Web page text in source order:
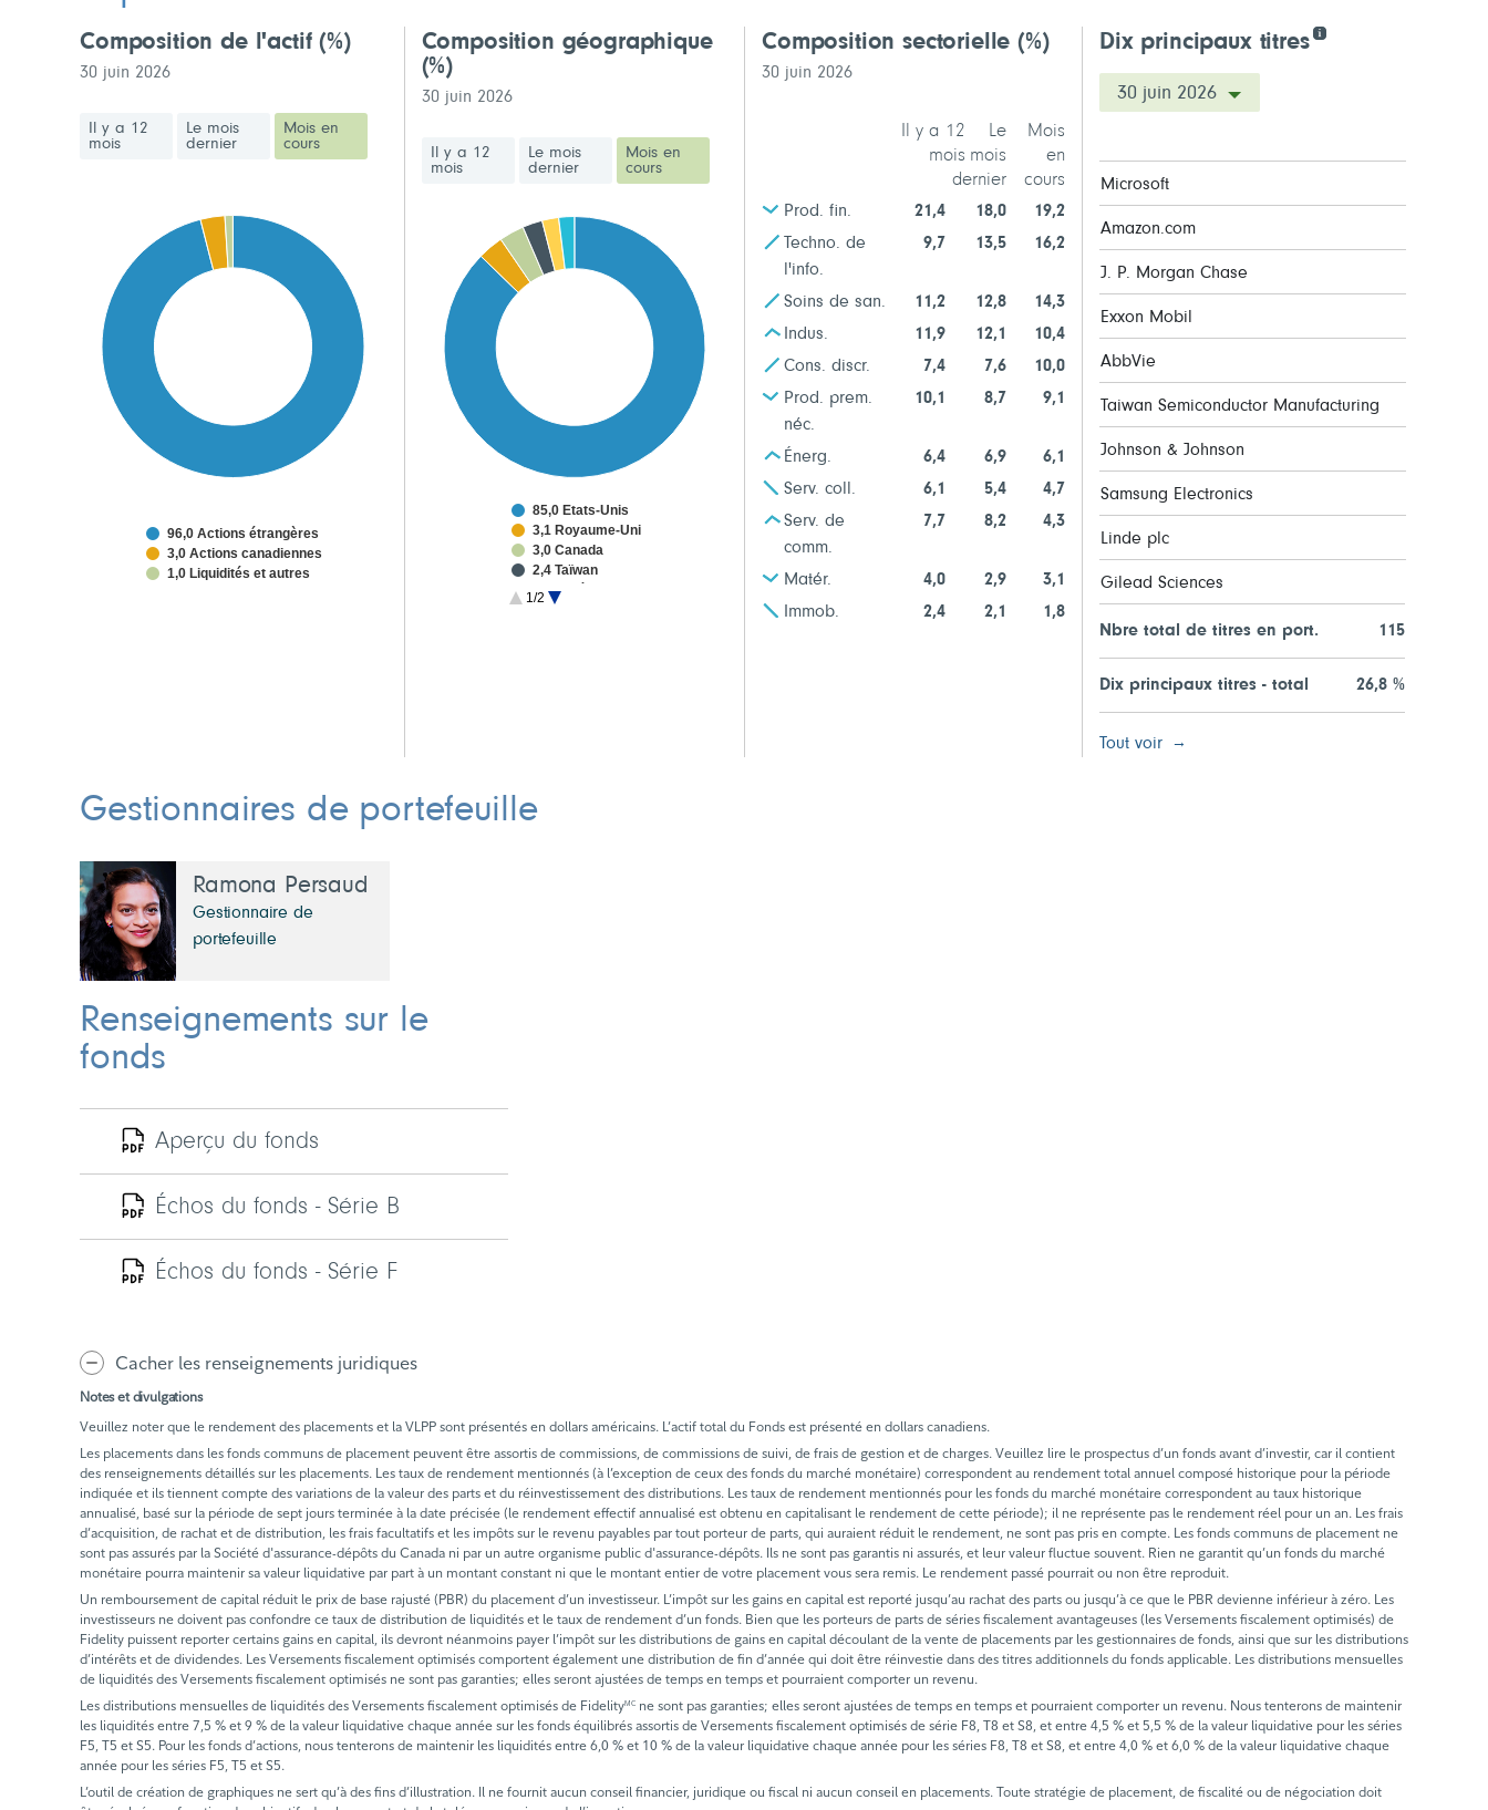
Composition de l'actif(%)
30 juin 2026
Il y a 12
mois
Le mois
dernier
Mois en
cours
96,0 Actions étrangères
3,0 Actions canadiennes
1,0 Liquidités et autres
Composition géographique
(%)
30 juin 2026
Il y a 12
mois
Le mois
dernier
Mois en
cours
1/2
85,0 États-Unis
3,1 Royaume-Uni
3,0 Canada
2,4 Taïwan
2,0 Corée du Sud
Composition sectorielle(%)
30 juin 2026
Il y a 12
mois
Le
mois
dernier
Mois
en
cours
Prod. fin. 21,4 18,0
19,2
Techno. de
l'info.
9,7 13,5 16,2
Soins de san. 11,2 12,8
14,3
Indus.
11,9 12,1
10,4
Cons. discr.
7,4 7,6
10,0
Prod. prem.
néc.
10,1 8,7 9,1
Énerg. 6,4 6,9
6,1
Serv. coll.
6,1 5,4
4,7
Serv. de
comm.
7,7 8,2 4,3
Matér. 4,0 2,9
3,1
Immob.
2,4 2,1 1,8
Dix principaux titres
30 juin 2026
Microsoft
Amazon.com
J. P. Morgan Chase
Exxon Mobil
AbbVie
Taiwan Semiconductor Manufacturing
Johnson & Johnson
Samsung Electronics
Linde plc
Gilead Sciences
Nbre total de titres en port. 115
Dix principaux titres - total 26,8 %
Tout voir
Gestionnaires de portefeuille
Ramona Persaud
Gestionnaire de
portefeuille
Renseignements sur le
fonds
Aperçu du fonds
Échos du fonds - Série B
Échos du fonds - Série F
Cacher les renseignements juridiques
Notes et divulgations
Veuillez noter que le rendement des placements et la VLPP sont présentés en dollars américains. L’actif total du Fonds est présenté en dollars canadiens.
Les placements dans les fonds communs de placement peuvent être assortis de commissions, de commissions de suivi, de frais de gestion et de charges. Veuillez lire le prospectus d’un fonds avant d’investir, car il contient
des renseignements détaillés sur les placements. Les taux de rendement mentionnés (à l’exception de ceux des fonds du marché monétaire) correspondent au rendement total annuel composé historique pour la période
indiquée et ils tiennent compte des variations de la valeur des parts et du réinvestissement des distributions. Les taux de rendement mentionnés pour les fonds du marché monétaire correspondent au taux historique
annualisé, basé sur la période de sept jours terminée à la date précisée (le rendement effectif annualisé est obtenu en capitalisant le rendement de cette période); il ne représente pas le rendement réel pour un an. Les frais
d’acquisition, de rachat et de distribution, les frais facultatifs et les impôts sur le revenu payables par tout porteur de parts, qui auraient réduit le rendement, ne sont pas pris en compte. Les fonds communs de placement ne
sont pas assurés par la Société d'assurance-dépôts du Canada ni par un autre organisme public d'assurance-dépôts. Ils ne sont pas garantis ni assurés, et leur valeur fluctue souvent. Rien ne garantit qu’un fonds du marché
monétaire pourra maintenir sa valeur liquidative par part à un montant constant ni que le montant entier de votre placement vous sera remis. Le rendement passé pourrait ou non être reproduit.
Un remboursement de capital réduit le prix de base rajusté (PBR) du placement d’un investisseur. L’impôt sur les gains en capital est reporté jusqu’au rachat des parts ou jusqu’à ce que le PBR devienne inférieur à zéro. Les
investisseurs ne doivent pas confondre ce taux de distribution de liquidités et le taux de rendement d’un fonds. Bien que les porteurs de parts de séries fiscalement avantageuses (les Versements fiscalement optimisés) de
Fidelity puissent reporter certains gains en capital, ils devront néanmoins payer l’impôt sur les distributions de gains en capital découlant de la vente de placements par les gestionnaires de fonds, ainsi que sur les distributions
d’intérêts et de dividendes. Les Versements fiscalement optimisés comportent également une distribution de fin d’année qui doit être réinvestie dans des titres additionnels du fonds applicable. Les distributions mensuelles
de liquidités des Versements fiscalement optimisés ne sont pas garanties; elles seront ajustées de temps en temps et pourraient comporter un revenu.
Les distributions mensuelles de liquidités des Versements fiscalement optimisés de FidelityMC ne sont pas garanties; elles seront ajustées de temps en temps et pourraient comporter un revenu. Nous tenterons de maintenir
les liquidités entre 7,5 % et 9 % de la valeur liquidative chaque année sur les fonds équilibrés assortis de Versements fiscalement optimisés de série F8, T8 et S8, et entre 4,5 % et 5,5 % de la valeur liquidative pour les séries
F5, T5 et S5. Pour les fonds d’actions, nous tenterons de maintenir les liquidités entre 6,0 % et 10 % de la valeur liquidative chaque année pour les séries F8, T8 et S8, et entre 4,0 % et 6,0 % de la valeur liquidative chaque
année pour les séries F5, T5 et S5.
L’outil de création de graphiques ne sert qu’à des fins d’illustration. Il ne fournit aucun conseil financier, juridique ou fiscal ni aucun conseil en placements. Toute stratégie de placement, de fiscalité ou de négociation doit